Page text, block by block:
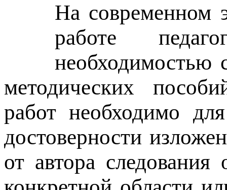
На современном
работе
необходимостью
методических
работ необходимо
достоверности
от автора